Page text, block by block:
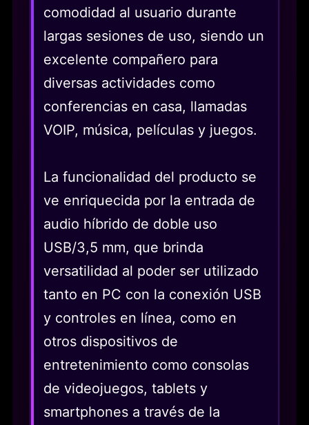
comodidad al usuario durante
largas sesiones de uso, siendo un
excelente compañero para
diversas actividades como
conferencias en casa, llamadas
VOIP, música, películas y juegos.
La funcionalidad del producto se
ve enriquecida por la entrada de
audio híbrido de doble uso
USB/3,5 mm, que brinda
versatilidad al poder ser utilizado
tanto en PC con la conexión USB
y controles en línea, como en
otros dispositivos de
entretenimiento como consolas
de videojuegos, tablets y
smartphones a través de la